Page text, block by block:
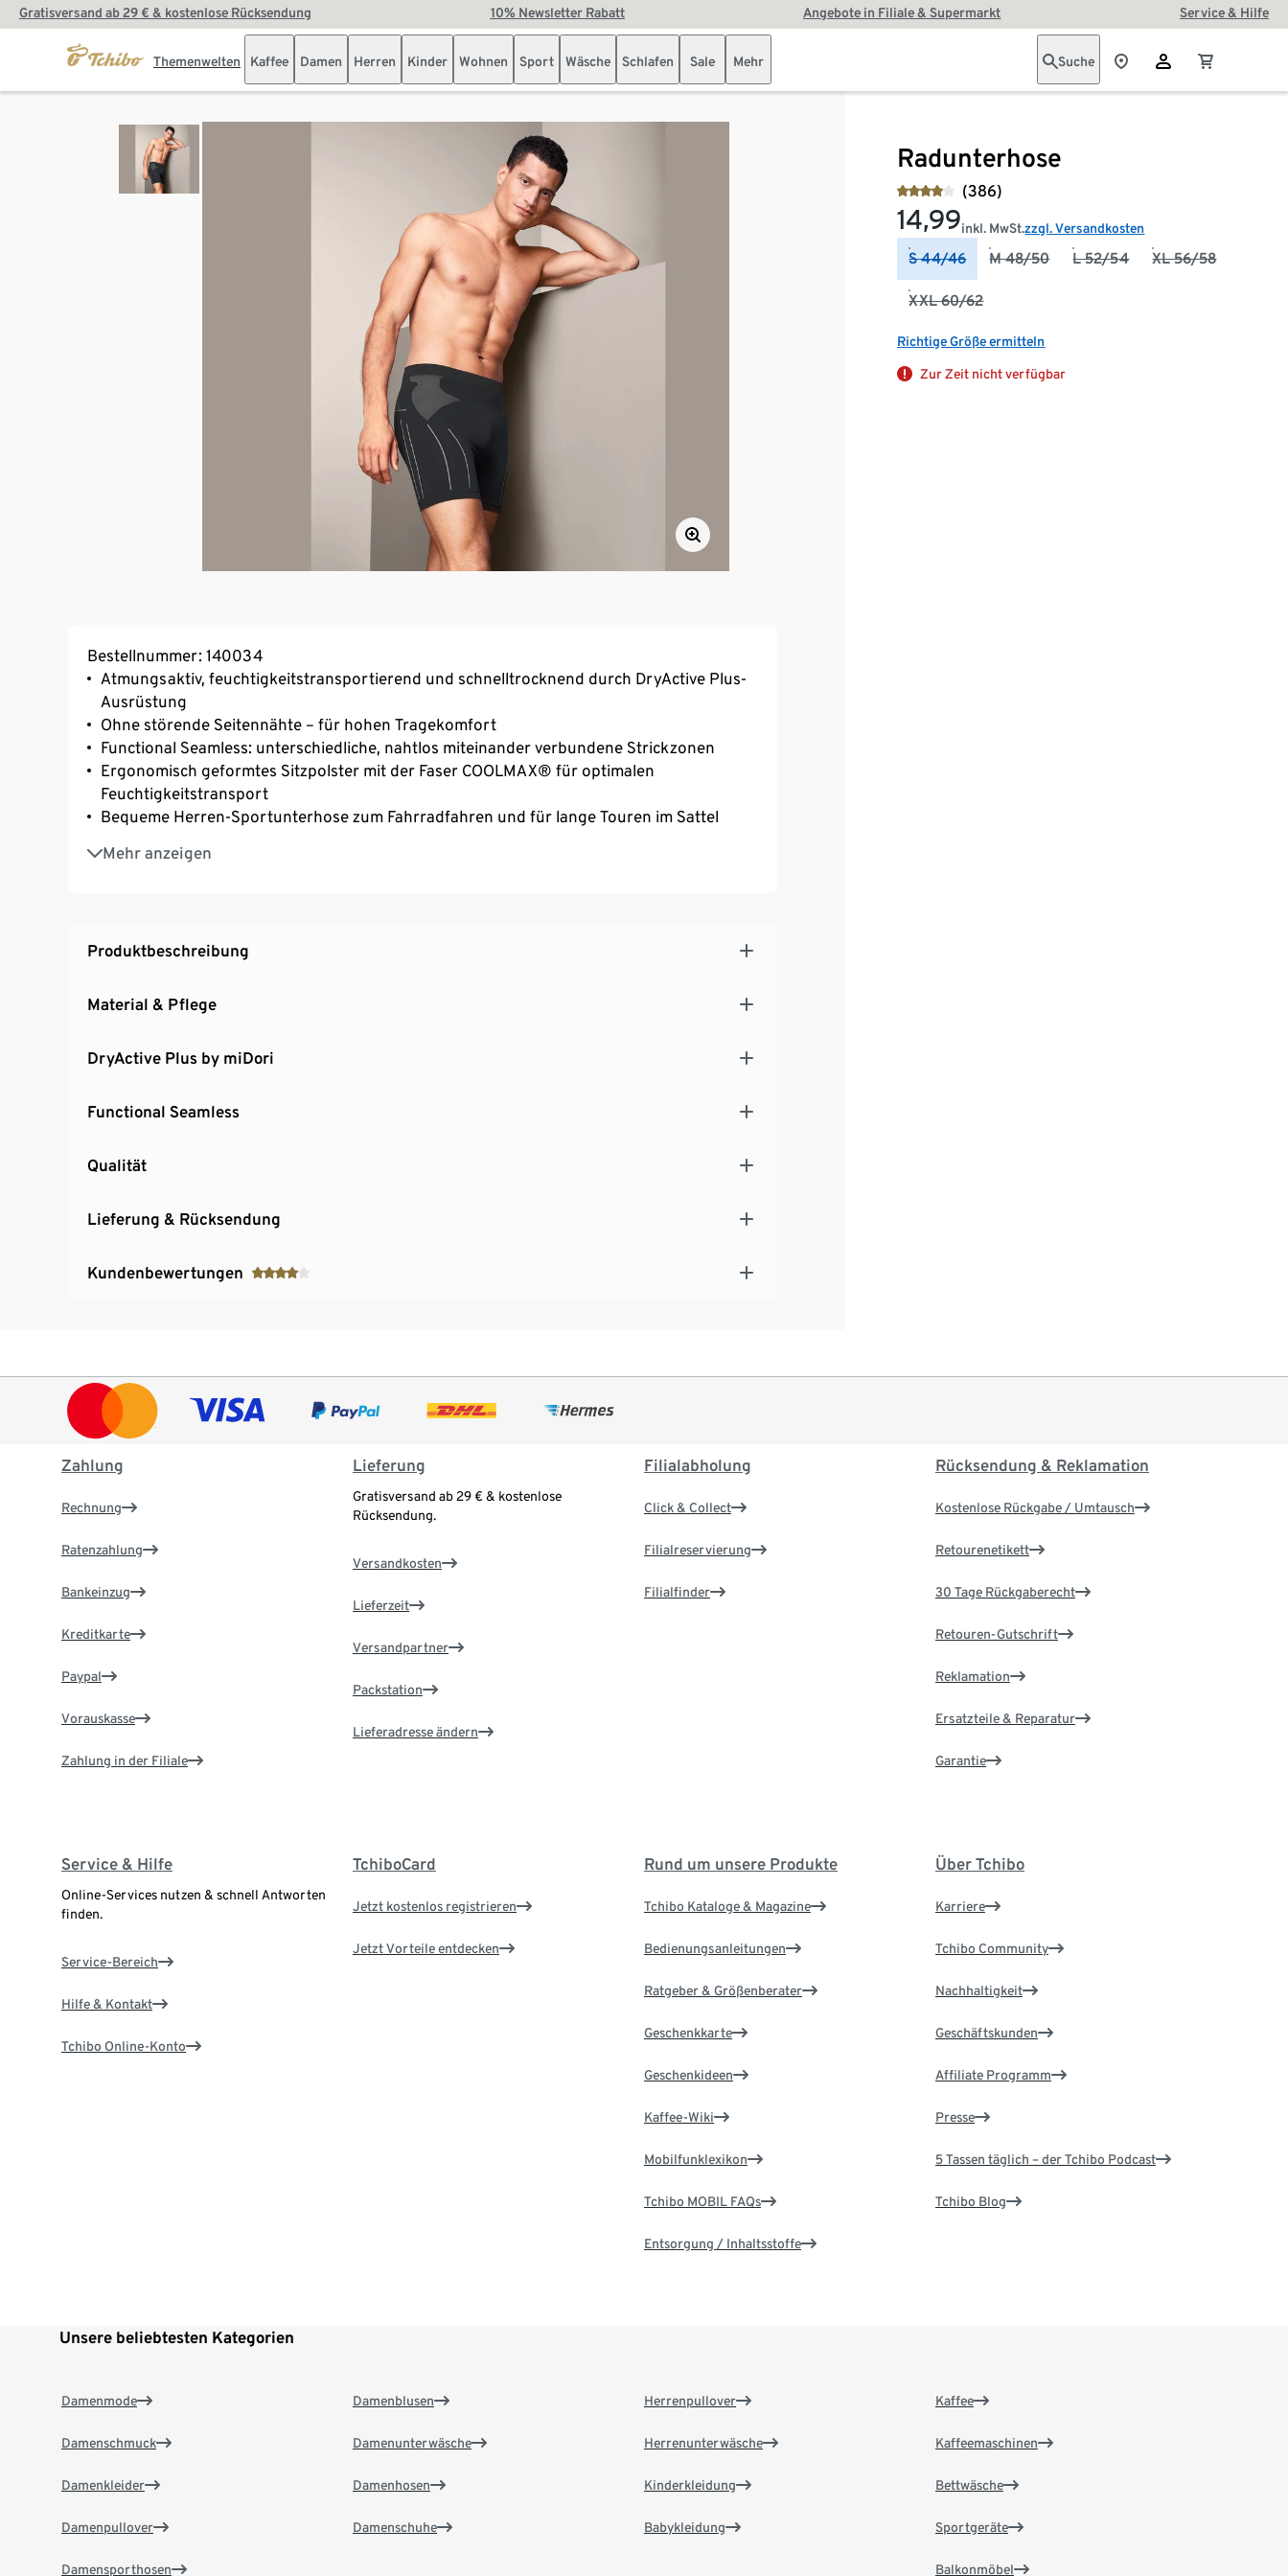
Gratisversand ab 29 € & kostenlose Rücksendung 10% Newsletter Rabatt Angebote in Filiale & Supermarkt Service & Hilfe
Themenwelten Kaffee Damen Herren Kinder Wohnen Sport Wäsche Schlafen Sale Mehr Suche
Radunterhose
(386)
14,99inkl. MwSt.zzgl. Versandkosten
S 44/46 M 48/50 L 52/54 XL 56/58
XXL 60/62
Richtige Größe ermitteln
Zur Zeit nicht verfügbar
Bestellnummer: 140034
Atmungsaktiv, feuchtigkeitstransportierend und schnelltrocknend durch DryActive Plus-
Ausrüstung
Ohne störende Seitennähte – für hohen Tragekomfort
Functional Seamless: unterschiedliche, nahtlos miteinander verbundene Strickzonen
Ergonomisch geformtes Sitzpolster mit der Faser COOLMAX® für optimalen
Feuchtigkeitstransport
Bequeme Herren-Sportunterhose zum Fahrradfahren und für lange Touren im Sattel
Mehr anzeigen
Mit Elasthan: formbeständig, perfekter Sitz bei voller Bewegungsfreiheit
Produktbeschreibung
Material & Pflege
DryActive Plus by miDori
Functional Seamless
Qualität
Lieferung & Rücksendung
Kundenbewertungen
Zahlung
Rechnung
Ratenzahlung
Bankeinzug
Kreditkarte
Paypal
Vorauskasse
Zahlung in der Filiale
Lieferung
Gratisversand ab 29 € & kostenlose
Rücksendung.
Versandkosten
Lieferzeit
Versandpartner
Packstation
Lieferadresse ändern
Filialabholung
Click & Collect
Filialreservierung
Filialfinder
Rücksendung & Reklamation
Kostenlose Rückgabe / Umtausch
Retourenetikett
30 Tage Rückgaberecht
Retouren-Gutschrift
Reklamation
Ersatzteile & Reparatur
Garantie
Service & Hilfe
Online-Services nutzen & schnell Antworten
finden.
Service-Bereich
Hilfe & Kontakt
Tchibo Online-Konto
TchiboCard
Jetzt kostenlos registrieren
Jetzt Vorteile entdecken
Rund um unsere Produkte
Tchibo Kataloge & Magazine
Bedienungsanleitungen
Ratgeber & Größenberater
Geschenkkarte
Geschenkideen
Kaffee-Wiki
Mobilfunklexikon
Tchibo MOBIL FAQs
Entsorgung / Inhaltsstoffe
Über Tchibo
Karriere
Tchibo Community
Nachhaltigkeit
Geschäftskunden
Affiliate Programm
Presse
5 Tassen täglich – der Tchibo Podcast
Tchibo Blog
Unsere beliebtesten Kategorien
Damenmode
Damenschmuck
Damenkleider
Damenpullover
Damensporthosen
Damenblusen
Damenunterwäsche
Damenhosen
Damenschuhe
Herrenpullover
Herrenunterwäsche
Kinderkleidung
Babykleidung
Kaffee
Kaffeemaschinen
Bettwäsche
Sportgeräte
Balkonmöbel